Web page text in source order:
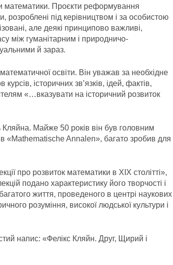
математики. Проєкти реформування
розроблені під керівництвом і за особистою
але деякі принципово важливі,
між гуманітарним і природничо-
й зараз.
освіти. Він уважав за необхідне
історичних зв’язків, ідей, фактів,
«…вказувати на історичний розвиток
Кляйна. Майже 50 років він був головним
«Mathematische Annalen», багато зробив для
про розвиток математики в XIX столітті»,
подано характеристику його творчості і
життя, проведеного в центрі наукових
розуміння, високої людської культури і
напис: «Фелікс Кляйн. Друг, Щирий і